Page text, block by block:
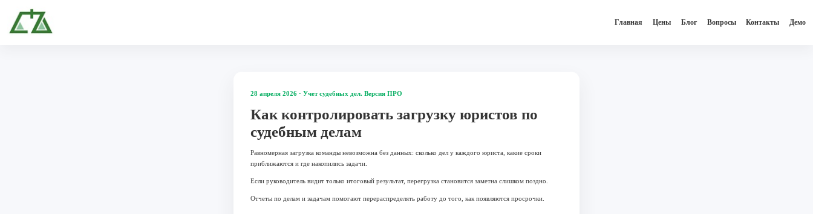
Главная Цены Блог Вопросы Контакты Демо
28 апреля 2026 · Учет судебных дел. Версия ПРО
Как контролировать загрузку юристов по
судебным делам
Равномерная загрузка команды невозможна без данных: сколько дел у каждого юриста, какие сроки
приближаются и где накопились задачи.
Если руководитель видит только итоговый результат, перегрузка становится заметна слишком поздно.
Отчеты по делам и задачам помогают перераспределять работу до того, как появляются просрочки.